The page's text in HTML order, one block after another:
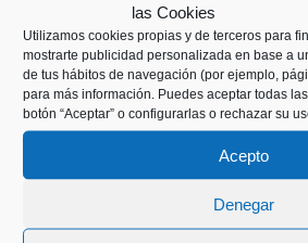
las Cookies
Utilizamos cookies propias y de terceros para
mostrarte publicidad personalizada en base a
de tus hábitos de navegación (por ejemplo,
para más información. Puedes aceptar todas
botón “Aceptar” o configurarlas o rechazar su
Acepto
Denegar
Kaiko pasealekua, 24
20003 Donostia (Gipuzkoa)
+34 943 43 00 51